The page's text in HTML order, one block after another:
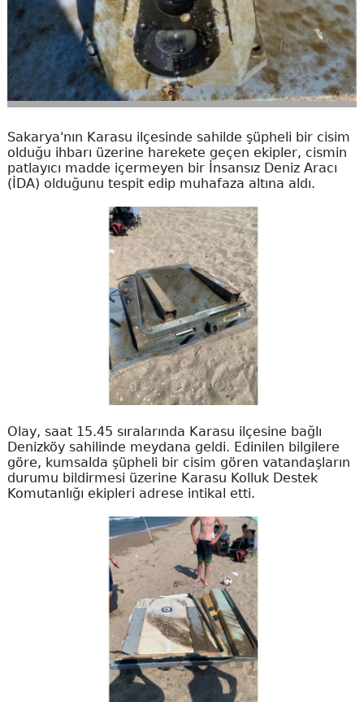
Sakarya'nın Karasu ilçesinde sahilde şüpheli bir cisim
olduğu ihbarı üzerine harekete geçen ekipler, cismin
patlayıcı madde içermeyen bir İnsansız Deniz Aracı
(İDA) olduğunu tespit edip muhafaza altına aldı.
Olay, saat 15.45 sıralarında Karasu ilçesine bağlı
Denizköy sahilinde meydana geldi. Edinilen bilgilere
göre, kumsalda şüpheli bir cisim gören vatandaşların
durumu bildirmesi üzerine Karasu Kolluk Destek
Komutanlığı ekipleri adrese intikal etti.